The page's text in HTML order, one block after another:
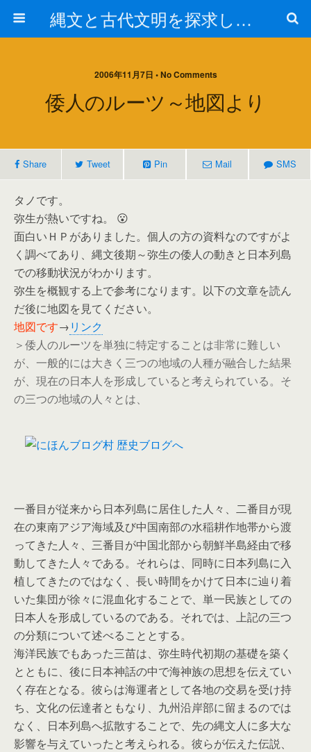
縄文と古代文明を探求しよう！
2006年11月7日 • No Comments
倭人のルーツ～地図より
Share Tweet Pin Mail SMS
タノです。
弥生が熱いですね。 😮
面白いＨＰがありました。個人の方の資料なのですがよ
く調べてあり、縄文後期～弥生の倭人の動きと日本列島
での移動状況がわかります。
弥生を概観する上で参考になります。以下の文章を読ん
だ後に地図を見てください。
地図です→リンク
＞倭人のルーツを単独に特定することは非常に難しい
が、一般的には大きく三つの地域の人種が融合した結果
が、現在の日本人を形成していると考えられている。そ
の三つの地域の人々とは、
一番目が従来から日本列島に居住した人々、二番目が現
在の東南アジア海域及び中国南部の水稲耕作地帯から渡
ってきた人々、三番目が中国北部から朝鮮半島経由で移
動してきた人々である。それらは、同時に日本列島に入
植してきたのではなく、長い時間をかけて日本に辿り着
いた集団が徐々に混血化することで、単一民族としての
日本人を形成しているのである。それでは、上記の三つ
の分類について述べることとする。
海洋民族でもあった三苗は、弥生時代初期の基礎を築く
とともに、後に日本神話の中で海神族の思想を伝えてい
く存在となる。彼らは海運者として各地の交易を受け持
ち、文化の伝達者ともなり、九州沿岸部に留まるのでは
なく、日本列島へ拡散することで、先の縄文人に多大な
影響を与えていったと考えられる。彼らが伝えた伝説、